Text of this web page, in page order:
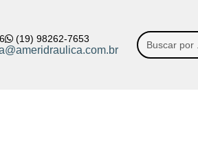
(19) 98262-7653